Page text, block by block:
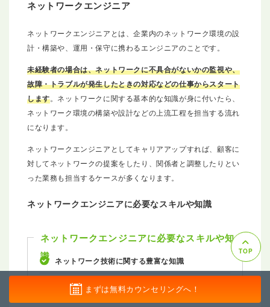
ネットワークエンジニア
ネットワークエンジニアとは、企業内のネットワーク環境の設
計・構築や、運用・保守に携わるエンジニアのことです。
未経験者の場合は、ネットワークに不具合がないかの監視や、
故障・トラブルが発生したときの対応などの仕事からスタート
します。ネットワークに関する基本的な知識が身に付いたら、
ネットワーク環境の構築や設計などの上流工程を担当する流れ
になります。
ネットワークエンジニアとしてキャリアアップすれば、顧客に
対してネットワークの提案をしたり、関係者と調整したりとい
った業務も担当するケースが多くなります。
ネットワークエンジニアに必要なスキルや知識
ネットワークエンジニアに必要なスキルや知
識 ネットワーク技術に関する豊富な知識
課題やエラーを論理的に解決する能力
TOP
まずは無料カウンセリングへ！